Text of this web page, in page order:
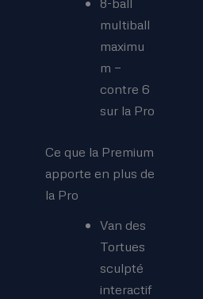
multiball
maximu
m —
contre 6
sur la Pro
Ce que la Premium
apporte en plus de
la Pro
Van des
Tortues
sculpté
interactif